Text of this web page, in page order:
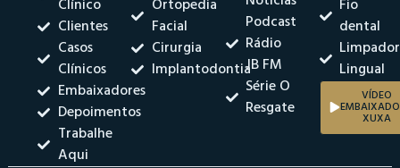
Clínico
Clientes
Casos
Clínicos
Embaixadores
Depoimentos
Trabalhe
Aqui
Ortopedia
Facial
Cirurgia
Implantodontia
Podcast
Rádio
JB FM
Série O
Resgate
Fio
dental
Limpador
Lingual
VÍDEO
XUXA